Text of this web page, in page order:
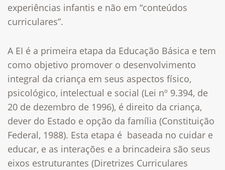
experiências infantis e não em “conteúdos
curriculares”.
A EI é a primeira etapa da Educação Básica e tem
como objetivo promover o desenvolvimento
integral da criança em seus aspectos físico,
psicológico, intelectual e social (Lei nº 9.394, de
20 de dezembro de 1996), é direito da criança,
dever do Estado e opção da família (Constituição
Federal, 1988). Esta etapa é baseada no cuidar e
educar, e as interações e a brincadeira são seus
eixos estruturantes (Diretrizes Curriculares